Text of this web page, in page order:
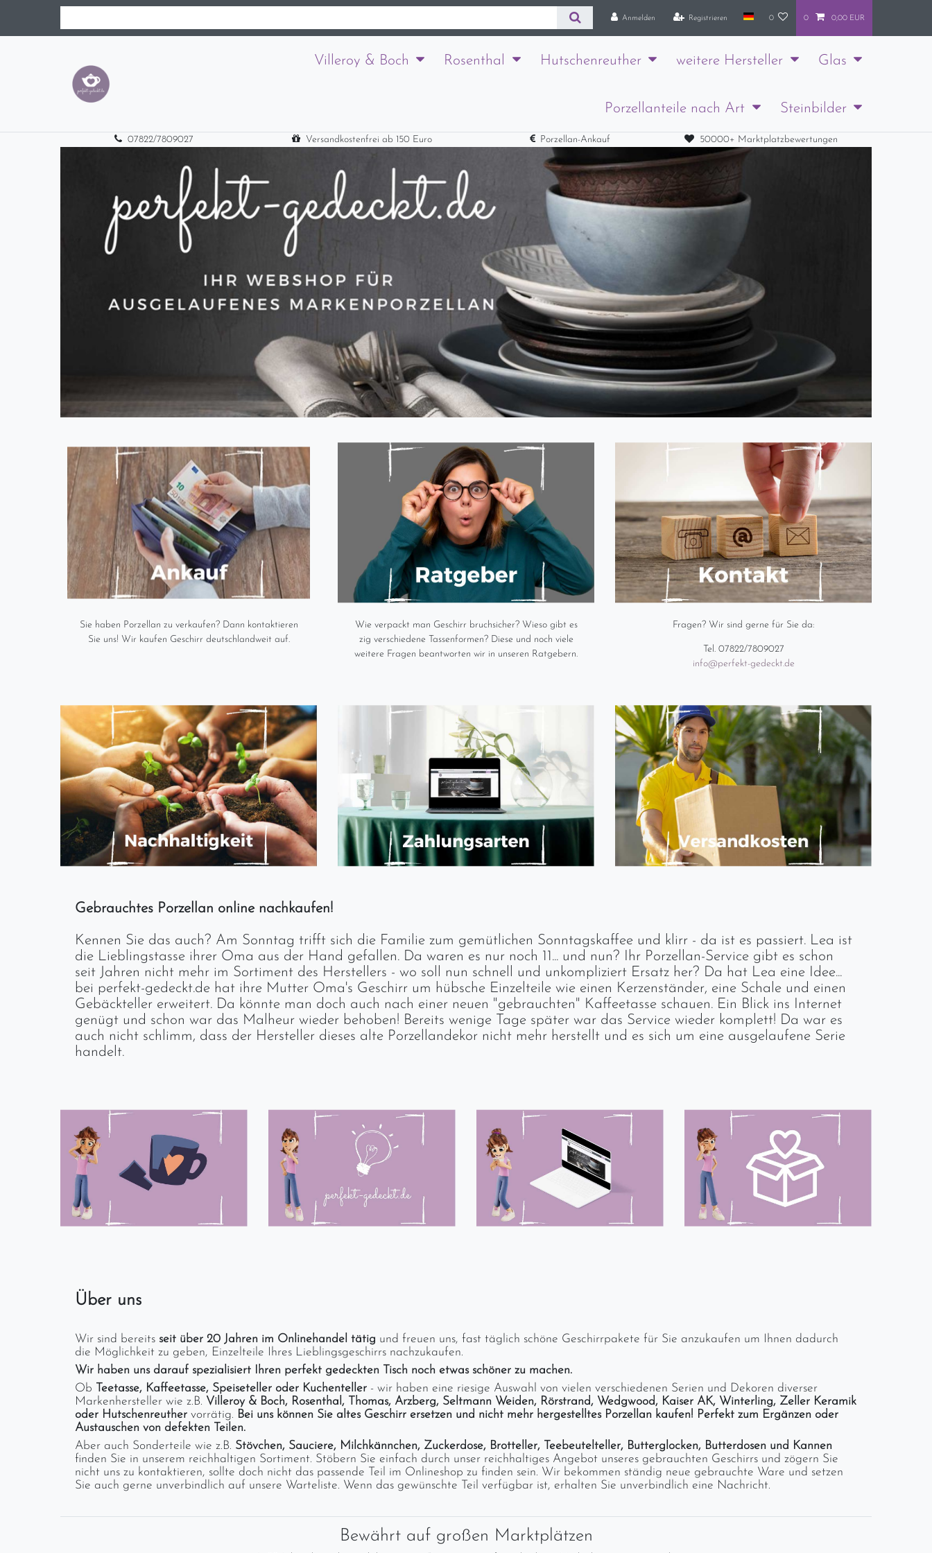
Anmelden Registrieren 0 0 0,00 EUR
Villeroy & Boch Rosenthal Hutschenreuther weitere Hersteller Glas
Porzellanteile nach Art Steinbilder
07822/7809027 Versandkostenfrei ab 150 Euro Porzellan-Ankauf 50000+ Marktplatzbewertungen
Sie haben Porzellan zu verkaufen? Dann kontaktieren
Sie uns! Wir kaufen Geschirr deutschlandweit auf.
Wie verpackt man Geschirr bruchsicher? Wieso gibt es
zig verschiedene Tassenformen? Diese und noch viele
weitere Fragen beantworten wir in unseren Ratgebern.
Fragen? Wir sind gerne für Sie da:
Tel. 07822/7809027
info@perfekt-gedeckt.de
Gebrauchtes Porzellan online nachkaufen!
Kennen Sie das auch? Am Sonntag trifft sich die Familie zum gemütlichen Sonntagskaffee und klirr - da ist es passiert. Lea ist
die Lieblingstasse ihrer Oma aus der Hand gefallen. Da waren es nur noch 11... und nun? Ihr Porzellan-Service gibt es schon
seit Jahren nicht mehr im Sortiment des Herstellers - wo soll nun schnell und unkompliziert Ersatz her? Da hat Lea eine Idee...
bei perfekt-gedeckt.de hat ihre Mutter Oma's Geschirr um hübsche Einzelteile wie einen Kerzenständer, eine Schale und einen
Gebäckteller erweitert. Da könnte man doch auch nach einer neuen "gebrauchten" Kaffeetasse schauen. Ein Blick ins Internet
genügt und schon war das Malheur wieder behoben! Bereits wenige Tage später war das Service wieder komplett! Da war es
auch nicht schlimm, dass der Hersteller dieses alte Porzellandekor nicht mehr herstellt und es sich um eine ausgelaufene Serie
handelt.
Über uns
Wir sind bereits seit über 20 Jahren im Onlinehandel tätig und freuen uns, fast täglich schöne Geschirrpakete für Sie anzukaufen um Ihnen dadurch
die Möglichkeit zu geben, Einzelteile Ihres Lieblingsgeschirrs nachzukaufen.
Wir haben uns darauf spezialisiert Ihren perfekt gedeckten Tisch noch etwas schöner zu machen.
Ob
Teetasse, Kaffeetasse, Speiseteller oder Kuchenteller - wir haben eine riesige Auswahl von vielen verschiedenen Serien und Dekoren diverser
Markenhersteller wie z.B. Villeroy & Boch, Rosenthal, Thomas, Arzberg, Seltmann Weiden, Rörstrand, Wedgwood, Kaiser AK, Winterling, Zeller Keramik
oder Hutschenreuther vorrätig. Bei uns können Sie altes Geschirr ersetzen und nicht mehr hergestelltes Porzellan kaufen! Perfekt zum Ergänzen oder
Austauschen von defekten Teilen.
Aber auch Sonderteile wie z.B. Stövchen, Sauciere, Milchkännchen, Zuckerdose, Brotteller, Teebeutelteller, Butterglocken, Butterdosen und Kannen
finden Sie in unserem reichhaltigen Sortiment. Stöbern Sie einfach durch unser reichhaltiges Angebot unseres gebrauchten Geschirrs und zögern Sie
nicht uns zu kontaktieren, sollte doch nicht das passende Teil im Onlineshop zu finden sein. Wir bekommen ständig neue gebrauchte Ware und setzen
Sie auch gerne unverbindlich auf unsere Warteliste. Wenn das gewünschte Teil verfügbar ist, erhalten Sie unverbindlich eine Nachricht.
Bewährt auf großen Marktplätzen